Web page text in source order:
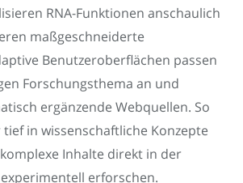
RNA-Funktionen anschaulich
maßgeschneiderte
Benutzeroberflächen passen
Forschungsthema an und
ergänzende Webquellen. So
in wissenschaftliche Konzepte
Inhalte direkt in der
erforschen.